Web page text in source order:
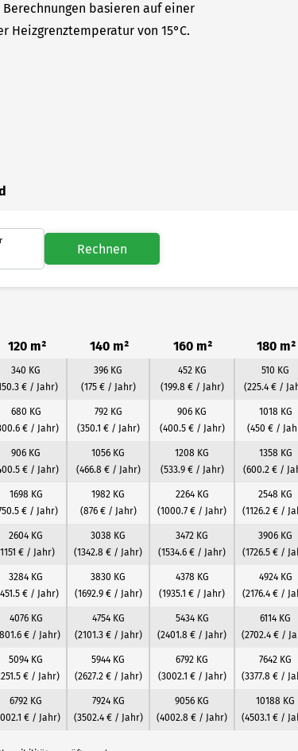
basieren auf einer
Heizgrenztemperatur von 15°C.
Rechnen
120 m² 140 m² 160 m² 180 m²
340 KG
€ / Jahr)
396 KG
(175 € / Jahr)
452 KG
(199.8 € / Jahr)
510 KG
(225.4 € /
680 KG
€ / Jahr)
792 KG
(350.1 € / Jahr)
906 KG
(400.5 € / Jahr)
1018 KG
(450 € /
906 KG
€ / Jahr)
1056 KG
(466.8 € / Jahr)
1208 KG
(533.9 € / Jahr)
1358 KG
(600.2 € /
1698 KG
€ / Jahr)
1982 KG
(876 € / Jahr)
2264 KG
(1000.7 € / Jahr)
2548 KG
(1126.2 € /
2604 KG
€ / Jahr)
3038 KG
(1342.8 € / Jahr)
3472 KG
(1534.6 € / Jahr)
3906 KG
(1726.5 € /
3284 KG
€ / Jahr)
3830 KG
(1692.9 € / Jahr)
4378 KG
(1935.1 € / Jahr)
4924 KG
(2176.4 € /
4076 KG
€ / Jahr)
4754 KG
(2101.3 € / Jahr)
5434 KG
(2401.8 € / Jahr)
6114 KG
(2702.4 € /
5094 KG
€ / Jahr)
5944 KG
(2627.2 € / Jahr)
6792 KG
(3002.1 € / Jahr)
7642 KG
(3377.8 € /
6792 KG
€ / Jahr)
7924 KG
(3502.4 € / Jahr)
9056 KG
(4002.8 € / Jahr)
10188 KG
(4503.1 € /